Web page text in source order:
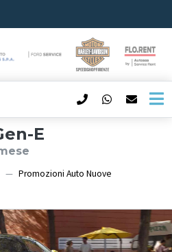
E
Promozioni Auto Nuove